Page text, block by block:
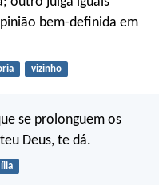
bem-definida em
vizinho
se prolonguem os
Deus, te dá.